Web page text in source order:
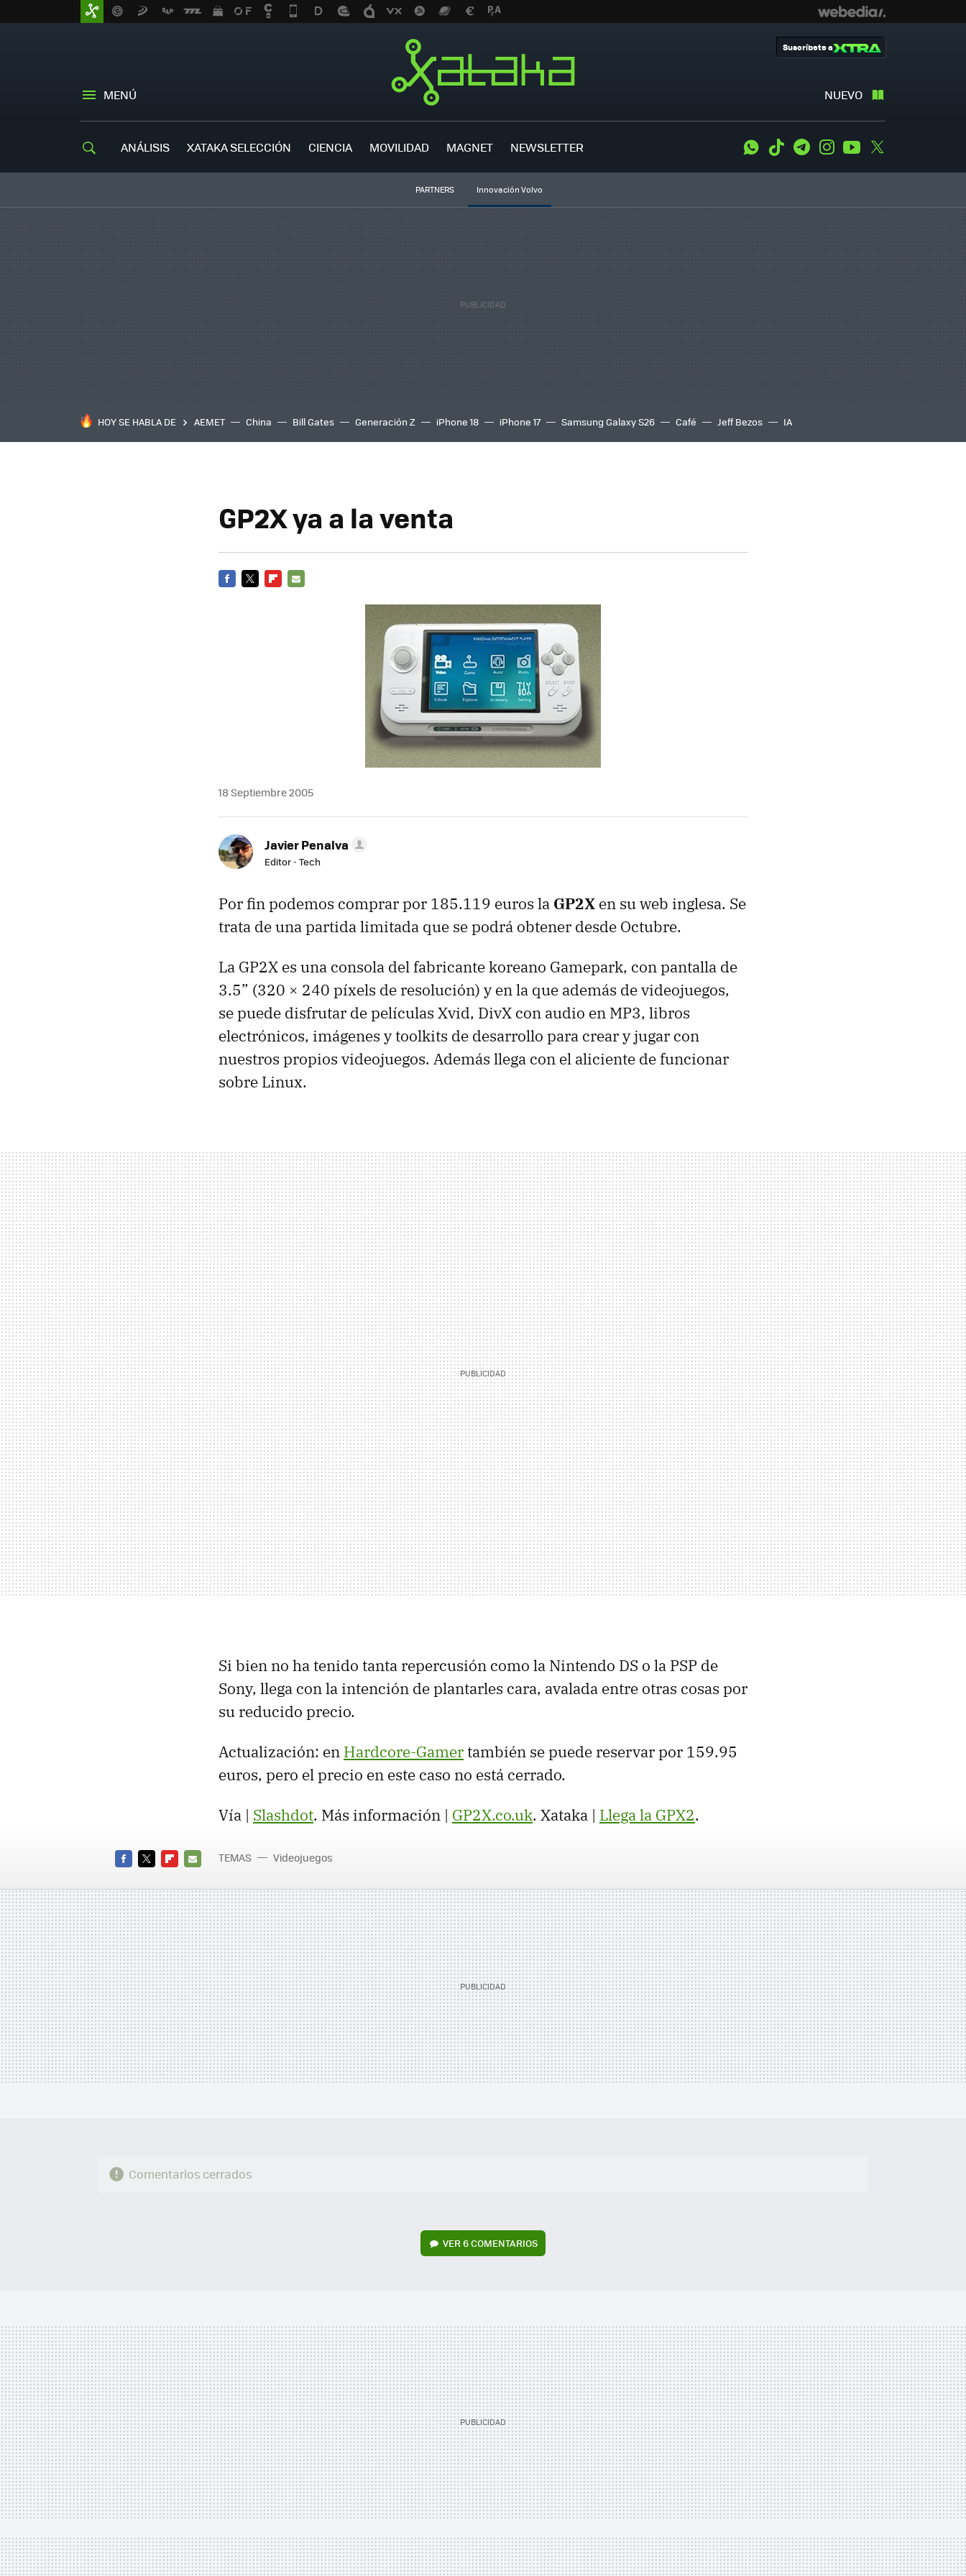
MENÚ NUEVO
Suscríbete a
ANÁLISIS XATAKA SELECCIÓN CIENCIA MOVILIDAD MAGNET NEWSLETTER WhatsApp
Tiktok TelegramInstagramYoutube
PARTNERS Innovación Volvo
HOY SE HABLA DE AEMET China Bill Gates Generación Z iPhone 18 iPhone 17 Samsung Galaxy S26 Café Jeff Bezos IA
GP2X ya a la venta
18 Septiembre 2005
Javier Penalva
Editor - Tech
Por fin podemos comprar por 185.119 euros la GP2X en su web inglesa. Se
trata de una partida limitada que se podrá obtener desde Octubre.
La GP2X es una consola del fabricante koreano Gamepark, con pantalla de
3.5” (320 × 240 píxels de resolución) y en la que además de videojuegos,
se puede disfrutar de películas Xvid, DivX con audio en MP3, libros
electrónicos, imágenes y toolkits de desarrollo para crear y jugar con
nuestros propios videojuegos. Además llega con el aliciente de funcionar
sobre Linux.
Si bien no ha tenido tanta repercusión como la Nintendo DS o la PSP de
Sony, llega con la intención de plantarles cara, avalada entre otras cosas por
su reducido precio.
Actualización: en Hardcore-Gamer también se puede reservar por 159.95
euros, pero el precio en este caso no está cerrado.
Vía | Slashdot. Más información | GP2X.co.uk. Xataka | Llega la GPX2.
MAIL
TEMAS Videojuegos
Comentarios cerrados
VER6 COMENTARIOS